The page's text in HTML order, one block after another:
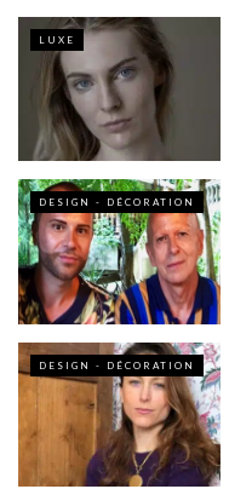
LUXE
DESIGN - DÉCORATION
DESIGN - DÉCORATION